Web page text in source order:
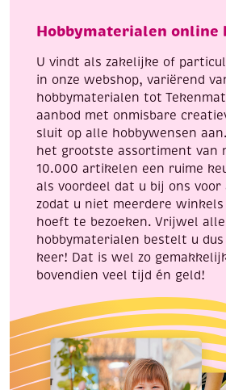
stuks
aantal
Hobbymaterialen online
U vindt als zakelijke of
in onze webshop, variërend
hobbymaterialen tot
aanbod met onmisbare
sluit op alle hobbywensen
het grootste assortiment van
10.000 artikelen een ruime
als voordeel dat u bij ons voor
zodat u niet meerdere
hoeft te bezoeken. Vrijwel alle
hobbymaterialen bestelt u
keer! Dat is wel zo
bovendien veel tijd én geld!